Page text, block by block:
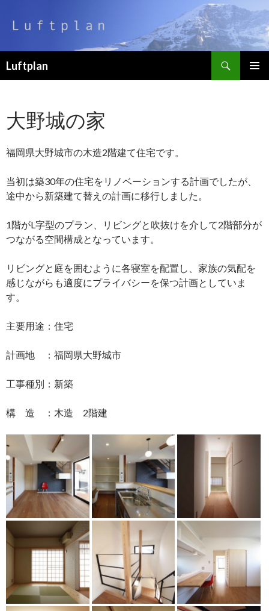
Luftplan
索
ツ
移
大野城の家
福岡県大野城市の木造2階建て住宅です。
当初は築30年の住宅をリノベーションする計画でしたが、
途中から新築建て替えの計画に移行しました。
1階がL字型のプラン、リビングと吹抜けを介して2階部分が
つながる空間構成となっています。
リビングと庭を囲むように各寝室を配置し、家族の気配を
感じながらも適度にプライバシーを保つ計画としていま
す。
主要用途：住宅
計画地 ：福岡県大野城市
工事種別：新築
構 造 ：木造 2階建